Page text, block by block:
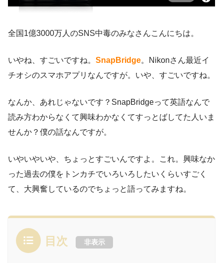
全国1億3000万人のSNS中毒のみなさんこんにちは。
いやね、すごいですね。 SnapBridge。Nikonさん最近イ
チオシのスマホアプリなんですが。いや、すごいですね。
なんか、あれじゃないです？SnapBridgeって英語なんで
読み方わからなくて興味わかなくてすっとばしてた人いま
せんか？僕の話なんですが。
いやいやいや、ちょっとすごいんですよ。これ。興味なか
った過去の僕をトンカチでいろいろしたいくらいすごく
て、大興奮しているのでちょっと語ってみますね。
目次 非表示